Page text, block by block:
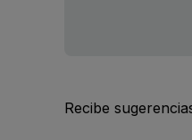
Recibe